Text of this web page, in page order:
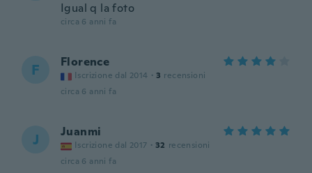
Igual q la foto
circa 6 anni fa
F Florence
Iscrizione dal 2014 · 3 recensioni
circa 6 anni fa
J Juanmi
Iscrizione dal 2017 · 32 recensioni
circa 6 anni fa